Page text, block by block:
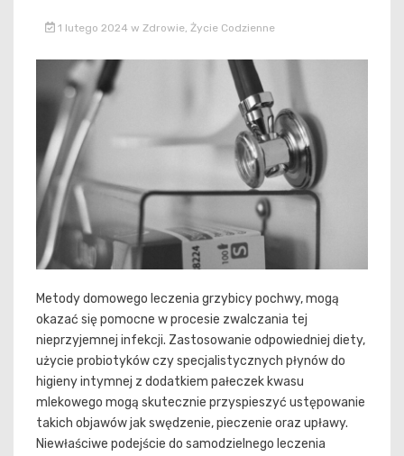
1 lutego 2024 w Zdrowie, Życie Codzienne
Metody domowego leczenia grzybicy pochwy, mogą
okazać się pomocne w procesie zwalczania tej
nieprzyjemnej infekcji. Zastosowanie odpowiedniej diety,
użycie probiotyków czy specjalistycznych płynów do
higieny intymnej z dodatkiem pałeczek kwasu
mlekowego mogą skutecznie przyspieszyć ustępowanie
takich objawów jak swędzenie, pieczenie oraz upławy.
Niewłaściwe podejście do samodzielnego leczenia